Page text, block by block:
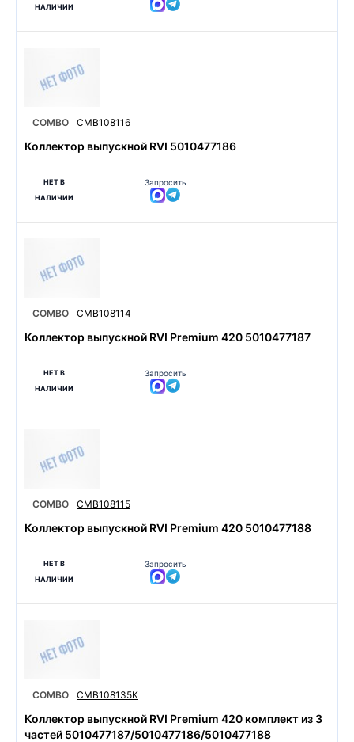
НАЛИЧИИ
COMBO CMB108116
Коллектор выпускной RVI 5010477186
НЕТ В
НАЛИЧИИ
Запросить
COMBO CMB108114
Коллектор выпускной RVI Premium 420 5010477187
НЕТ В
НАЛИЧИИ
Запросить
COMBO CMB108115
Коллектор выпускной RVI Premium 420 5010477188
НЕТ В
НАЛИЧИИ
Запросить
COMBO CMB108135K
Коллектор выпускной RVI Premium 420 комплект из 3
частей 5010477187/5010477186/5010477188